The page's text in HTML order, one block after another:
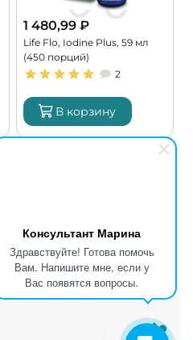
Консультант Марина
Здравствуйте! Готова помочь
Вам. Напишите мне, если у
Вас появятся вопросы.
1 480,99 ₽
Life Flo, Iodine Plus, 59 мл
(450 порций)
2
В корзину